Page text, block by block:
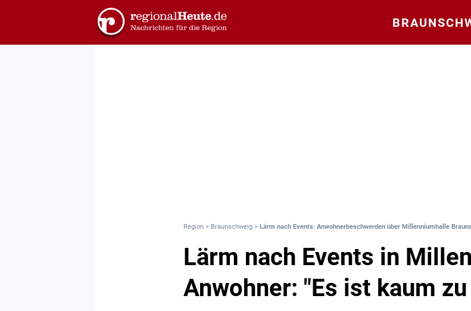
Region > Braunschweig > Lärm nach Events: Anwohnerbeschwerden über Millenniumhalle
Lärm nach Events in
Anwohner: "Es ist kaum